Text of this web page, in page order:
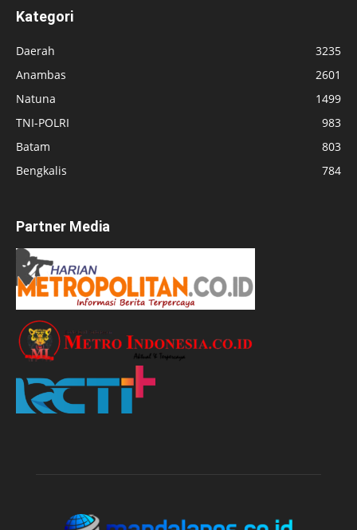
Kategori
Daerah
3235
Anambas
2601
Natuna
1499
TNI-POLRI
983
Batam
803
Bengkalis
784
Partner Media